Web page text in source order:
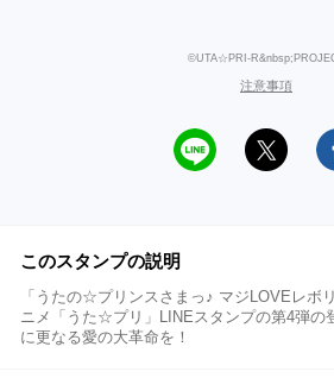
©UTA☆PRI-
注意事項
このスタンプの説明
「うたの☆プリンスさまっ♪ マジLOVEレボ
ニメ「うた☆プリ」LINEスタンプの第4弾の
に更なる愛の大革命を！